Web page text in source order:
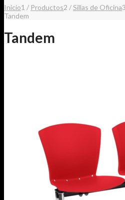
Inicio1 / Productos2 /Sillas de Oficina3
Tandem
Tandem